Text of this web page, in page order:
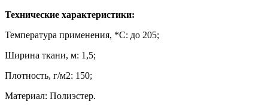
Технические характеристики:
Температура применения, *С: до 205;
Ширина ткани, м: 1,5;
Плотность, г/м2: 150;
Материал: Полиэстер.